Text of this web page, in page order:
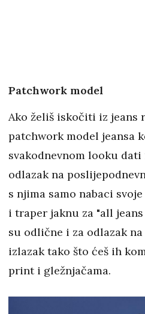
Patchwork model
Ako želiš iskočiti iz jeans
patchwork model jeansa
svakodnevnom looku
odlazak na
s njima samo nabaci
i traper jaknu za "all
su odlične i za odlazak
izlazak tako što ćeš ih
print i gležnjačama.